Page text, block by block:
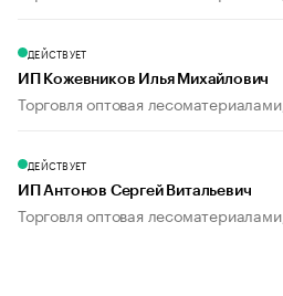
ДЕЙСТВУЕТ
ИП Кожевников Илья Михайлович
Торговля оптовая
ДЕЙСТВУЕТ
ИП Антонов Сергей Витальевич
Торговля оптовая